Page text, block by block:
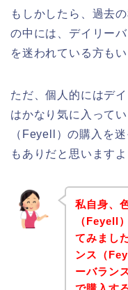
もしかしたら、過去
の中には、デイリー
を迷われている方も
ただ、個人的にはデ
はかなり気に入って
（Feyell）の購入を
もありだと思いますよ
私自身、
（Feyell
てみまし
ンス（
ーバラン